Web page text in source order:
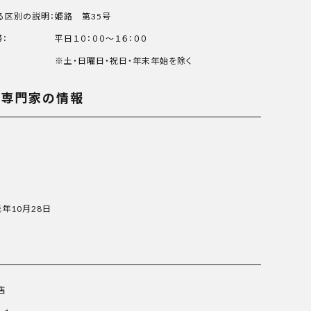
別の説明： 姫路 第35号
平日１０：００～１６：００
※土・日曜日・祝日・年末年始を除く
門家の情報
10月28日